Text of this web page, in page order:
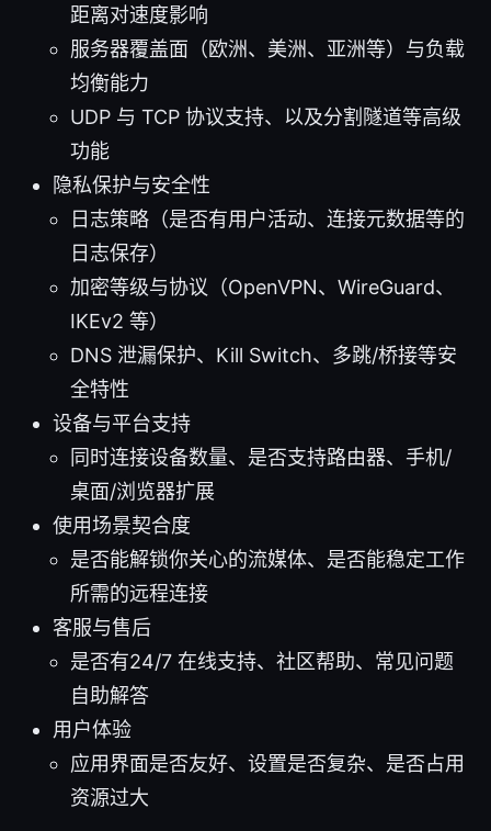
距离对速度影响
服务器覆盖面（欧洲、美洲、亚洲等）与负载
均衡能力
UDP 与 TCP 协议支持、以及分割隧道等高级
功能
隐私保护与安全性
日志策略（是否有用户活动、连接元数据等的
日志保存）
加密等级与协议（OpenVPN、WireGuard、
IKEv2 等）
DNS 泄漏保护、Kill Switch、多跳/桥接等安
全特性
设备与平台支持
同时连接设备数量、是否支持路由器、手机/
桌面/浏览器扩展
使用场景契合度
是否能解锁你关心的流媒体、是否能稳定工作
所需的远程连接
客服与售后
是否有24/7 在线支持、社区帮助、常见问题
自助解答
用户体验
应用界面是否友好、设置是否复杂、是否占用
资源过大